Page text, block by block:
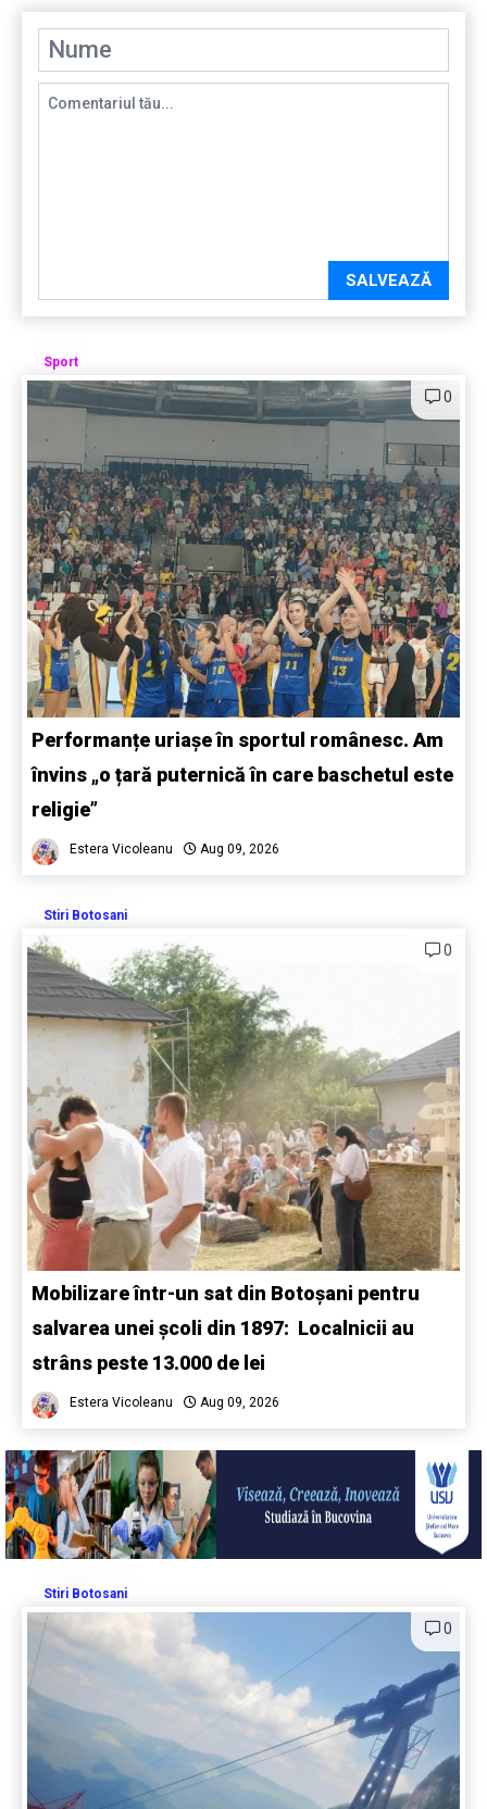
SALVEAZĂ
Sport
0
Performanțe uriașe în sportul românesc. Am
învins „o țară puternică în care baschetul este
religie”
Estera Vicoleanu Aug 09, 2026
Stiri Botosani
0
Mobilizare într-un sat din Botoșani pentru
salvarea unei școli din 1897: Localnicii au
strâns peste 13.000 de lei
Estera Vicoleanu Aug 09, 2026
Stiri Botosani
0